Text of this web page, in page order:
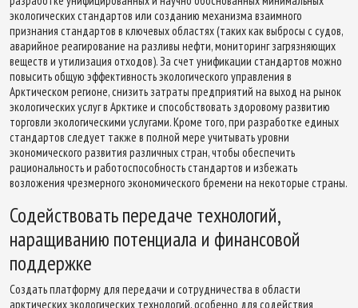
экологических стандартов или созданию механизма взаимного
признания стандартов в ключевых областях (таких как выбросы с судов,
аварийное реагирование на разливы нефти, мониторинг загрязняющих
веществ и утилизация отходов). За счет унификации стандартов можно
повысить общую эффективность экологического управления в
Арктическом регионе, снизить затраты предприятий на выход на рынок
экологических услуг в Арктике и способствовать здоровому развитию
торговли экологическими услугами. Кроме того, при разработке единых
стандартов следует также в полной мере учитывать уровни
экономического развития различных стран, чтобы обеспечить
рациональность и работоспособность стандартов и избежать
возложения чрезмерного экономического бремени на некоторые страны.
Содействовать передаче технологий,
наращиванию потенциала и финансовой
поддержке
Создать платформу для передачи и сотрудничества в области
арктических экологических технологий, особенно для содействия